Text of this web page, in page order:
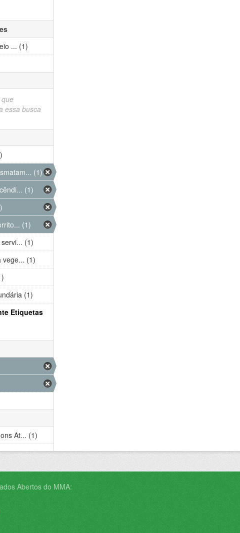
... (1)
essa busca
(1)
(1)
(1)
(1)
vege... (1)
(1)
Etiquetas
At... (1)
Abertos do MMA: